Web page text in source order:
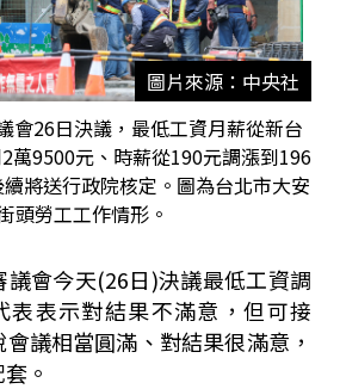
圖片來源：中央社
會26日決議，最低工資月薪從新台
萬9500元、時薪從190元調漲到196
將送行政院核定。圖為台北市大安
頭勞工工作情形。
議會今天(26日)決議最低工資調
表表示對結果不滿意，但可接
議相當圓滿、對結果很滿意，
。